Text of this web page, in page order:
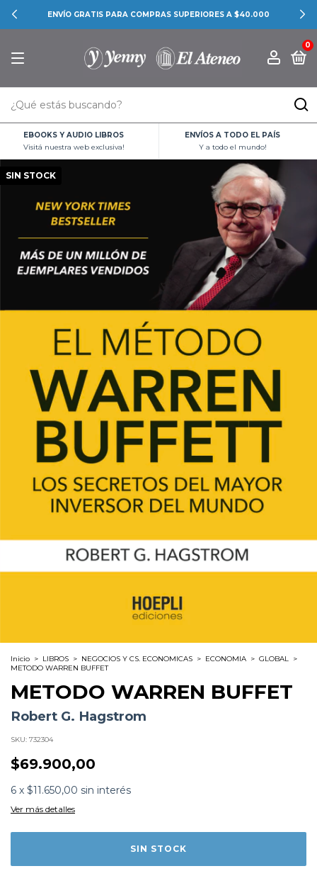
ENVÍO GRATIS PARA COMPRAS SUPERIORES A $40.000
0
EBOOKS Y AUDIO LIBROS
Visitá nuestra web exclusiva!
ENVÍOS A TODO EL PAÍS
Y a todo el mundo!
SIN STOCK
Inicio > LIBROS > NEGOCIOS Y CS. ECONOMICAS > ECONOMIA > GLOBAL >
METODO WARREN BUFFET
METODO WARREN BUFFET
Robert G. Hagstrom
SKU: 732304
$69.900,00
6 x $11.650,00 sin interés
Ver más detalles
Formato:LIBROS
Editorial:Hoepli
Encuadernación: